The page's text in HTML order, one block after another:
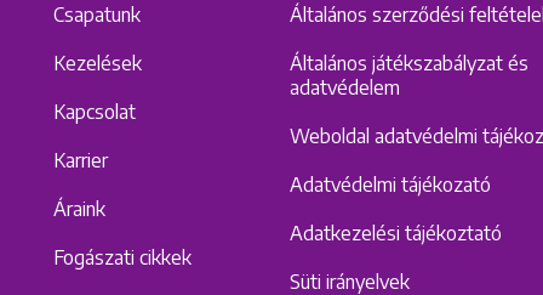
Csapatunk
Kezelések
Kapcsolat
Karrier
Áraink
Fogászati cikkek
Általános szerződési
Általános játékszabályzat és
adatvédelem
Weboldal adatvédelmi
Adatvédelmi tájékozató
Adatkezelési tájékoztató
Süti irányelvek